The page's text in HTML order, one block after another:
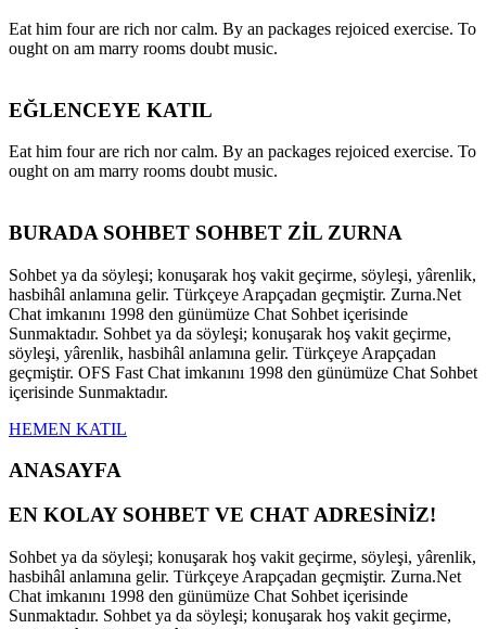
Eat him four are rich nor calm. By an packages rejoiced exercise. To
ought on am marry rooms doubt music.
EĞLENCEYE KATIL
Eat him four are rich nor calm. By an packages rejoiced exercise. To
ought on am marry rooms doubt music.
BURADA SOHBET SOHBET ZİL ZURNA
Sohbet ya da söyleşi; konuşarak hoş vakit geçirme, söyleşi, yârenlik,
hasbihâl anlamına gelir. Türkçeye Arapçadan geçmiştir. Zurna.Net
Chat imkanını 1998 den günümüze Chat Sohbet içerisinde
Sunmaktadır. Sohbet ya da söyleşi; konuşarak hoş vakit geçirme,
söyleşi, yârenlik, hasbihâl anlamına gelir. Türkçeye Arapçadan
geçmiştir. OFS Fast Chat imkanını 1998 den günümüze Chat Sohbet
içerisinde Sunmaktadır.
HEMEN KATIL
ANASAYFA
EN KOLAY SOHBET VE CHAT ADRESİNİZ!
Sohbet ya da söyleşi; konuşarak hoş vakit geçirme, söyleşi, yârenlik,
hasbihâl anlamına gelir. Türkçeye Arapçadan geçmiştir. Zurna.Net
Chat imkanını 1998 den günümüze Chat Sohbet içerisinde
Sunmaktadır. Sohbet ya da söyleşi; konuşarak hoş vakit geçirme,